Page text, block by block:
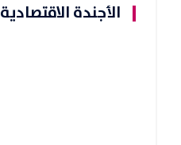
الأجندة الاقتصادية